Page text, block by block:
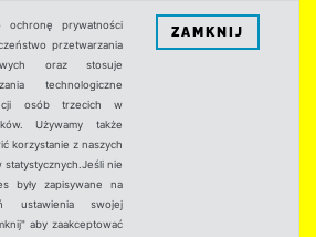
prywatności
przetwarzania
oraz stosuje
technologiczne
osób trzecich w
Używamy także
korzystanie z naszych
nie
były zapisywane na
ustawienia swojej
aby zaakceptować
ZAMKNIJ